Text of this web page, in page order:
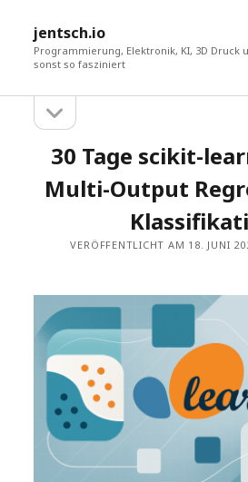
jentsch.io
Programmierung, Elektronik, KI, 3D Druck
sonst so fasziniert
Sidebaröffnen
30 Tage scikit-
Multi-Output
VERÖFFENTLICHT AM 18. JUNI